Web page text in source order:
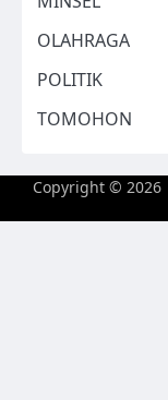
OLAHRAGA
POLITIK
TOMOHON
Copyright © 2026